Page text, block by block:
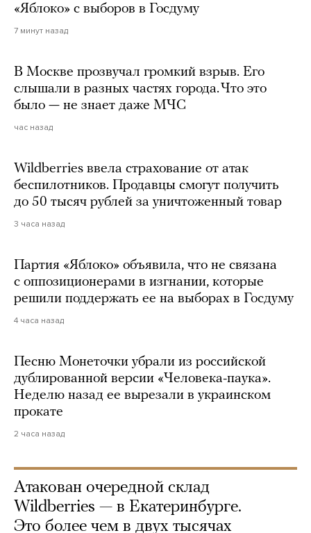
«Яблоко» с выборов в Госдуму
7 минут назад
В Москве прозвучал громкий взрыв. Его
слышали в разных частях города. Что это
было — не знает даже МЧС
час назад
Wildberries ввела страхование от атак
беспилотников. Продавцы смогут получить
до 50 тысяч рублей за уничтоженный товар
3 часа назад
Партия «Яблоко» объявила, что не связана
с оппозиционерами в изгнании, которые
решили поддержать ее на выборах в Госдуму
4 часа назад
Песню Монеточки убрали из российской
дублированной версии «Человека-паука».
Неделю назад ее вырезали в украинском
прокате
2 часа назад
Атакован очередной склад
Wildberries — в Екатеринбурге.
Это более чем в двух тысячах